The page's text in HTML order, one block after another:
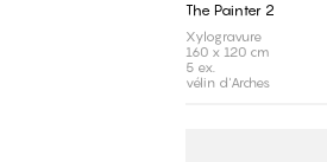
The Painter 2
Xylogravure
160 x 120 cm
5 ex.
vélin d'Arches